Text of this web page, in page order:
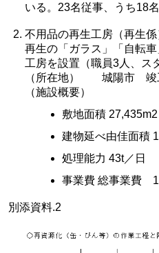
いる。23名従事、うち18
不用品の再生工房（再生係
再生の「ガラス」「自転
工房を設置（職員3人、ス
（所在地） 城陽市 竣
（施設概要）
敷地面積 27,435m2
建物延べ由佳面積
処理能力 43t／日
事業費 総事業費
別添資料.2